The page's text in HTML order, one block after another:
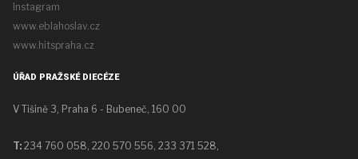
Instagram
www.eblahoslav.cz
www.hitspraha.cz
ÚŘAD PRAŽSKÉ DIECÉZE
V Tišině 3, Praha 6 - Bubeneč, 160 00
T: 234 760 058, 220 570 556, 233 371 528,